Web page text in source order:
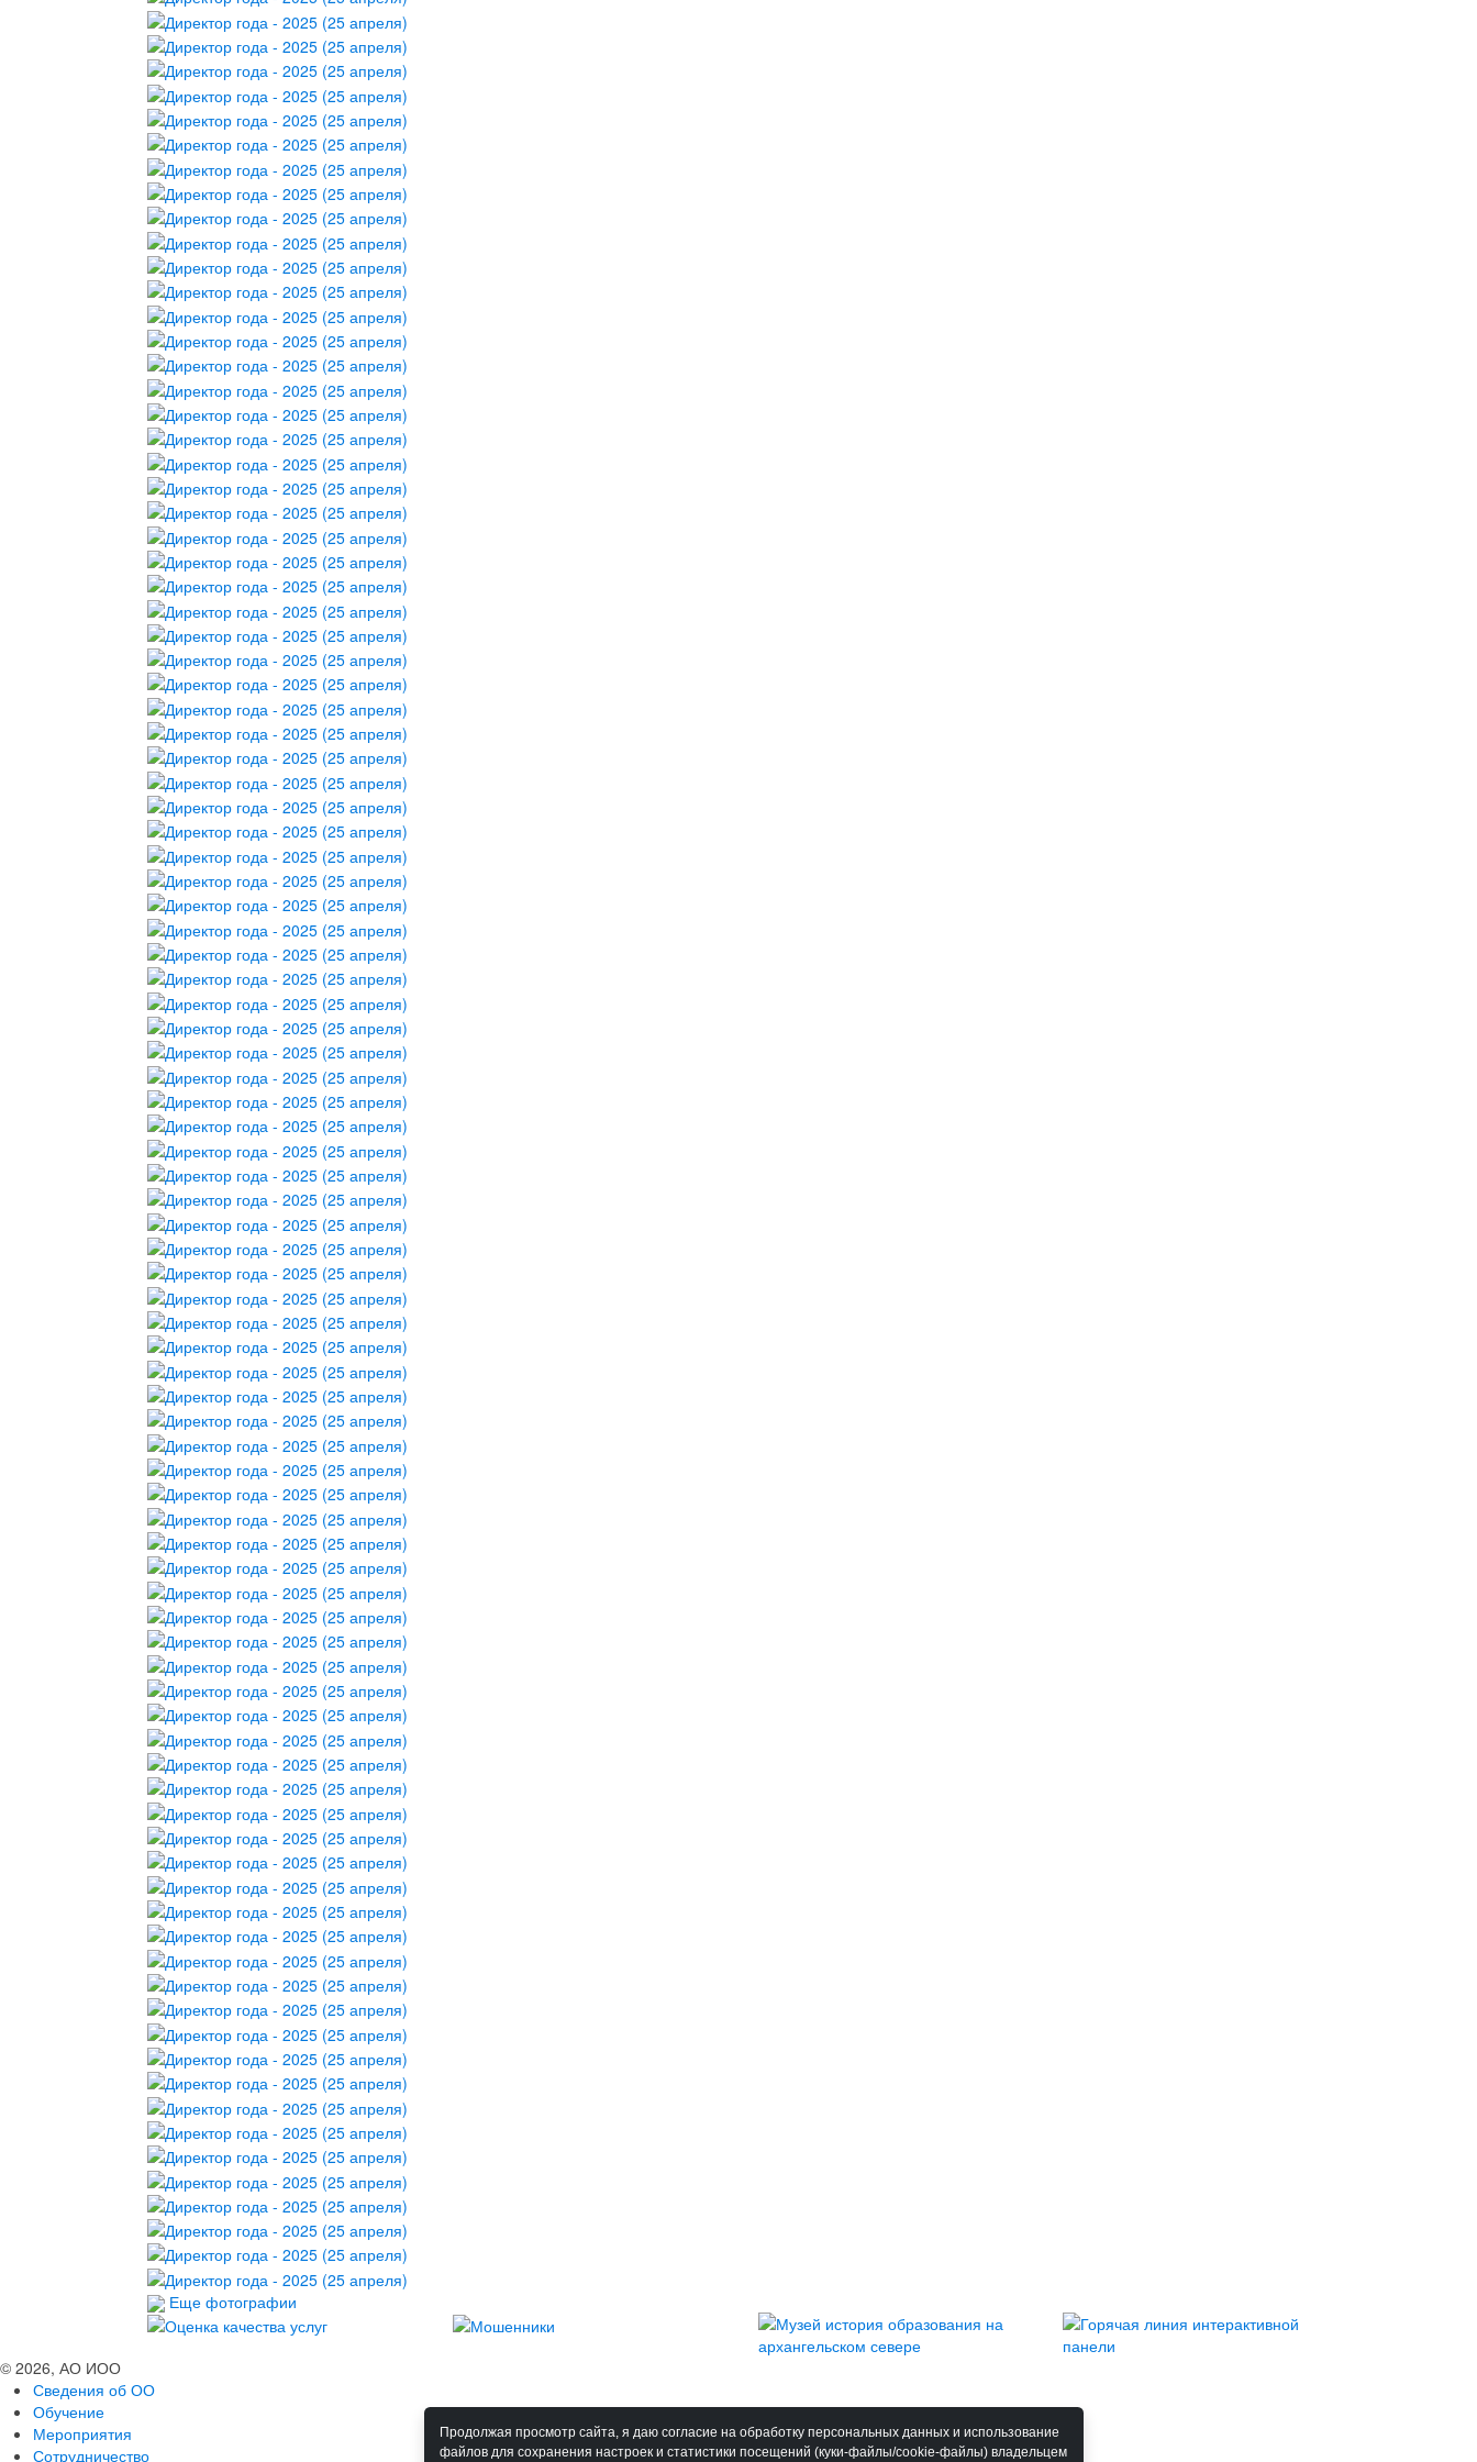
Еще фотографии
© 2026, АО ИОО
Сведения об ОО
Обучение
Мероприятия
Сотрудничество
Продолжая просмотр сайта, я даю согласие на обработку персональных данных и использование
файлов для сохранения настроек и статистики посещений (куки-файлы/cookie-файлы) владельцем